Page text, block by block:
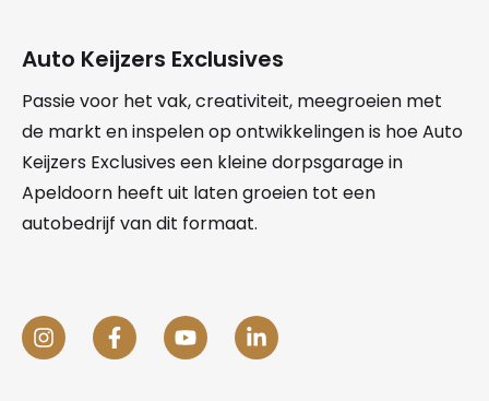
Auto Keijzers Exclusives
Passie voor het vak, creativiteit, meegroeien met
de markt en inspelen op ontwikkelingen is hoe Auto
Keijzers Exclusives een kleine dorpsgarage in
Apeldoorn heeft uit laten groeien tot een
autobedrijf van dit formaat.